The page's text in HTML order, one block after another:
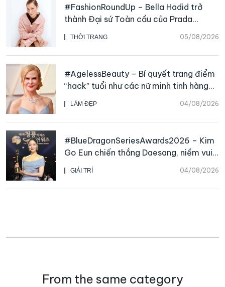
THỜI TRANG 05/08/2026
#FashionRoundUp – Bella Hadid trở
thành Đại sứ Toàn cầu của Prada
Beauty, CHANEL mua lại Charvet
LÀM ĐẸP 04/08/2026
#AgelessBeauty – Bí quyết trang điểm
“hack” tuổi như các nữ minh tinh hàng
đầu
GIẢI TRÍ 04/08/2026
#BlueDragonSeriesAwards2026 – Kim
Go Eun chiến thắng Daesang, niềm vui
nhân đôi của Park Bo Kyung sau 23
năm
From the same category